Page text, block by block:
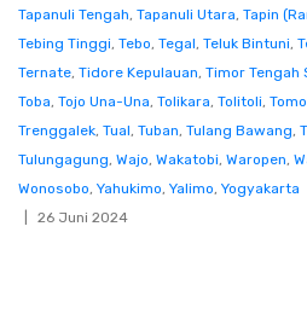
Tapanuli Tengah, Tapanuli Utara, Tapin
Tebing Tinggi, Tebo, Tegal, Teluk Bintuni,
Ternate, Tidore Kepulauan, Timor Tengah
Toba, Tojo Una-Una, Tolikara, Tolitoli,
Trenggalek, Tual, Tuban, Tulang Bawang,
Tulungagung, Wajo, Wakatobi, Waropen,
Wonosobo, Yahukimo, Yalimo, Yogyakarta
26 Juni 2024